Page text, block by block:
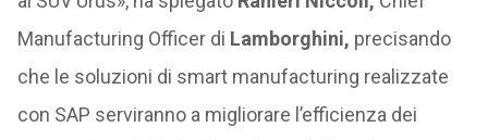
Manufacturing Officer di Lamborghini, precisando
che le soluzioni di smart manufacturing realizzate
con SAP serviranno a migliorare l’efficienza dei